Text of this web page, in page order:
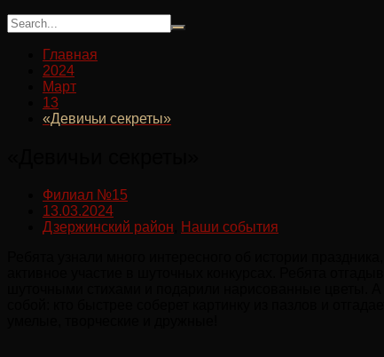
Главная
2024
Март
13
«Девичьи секреты»
Филиал №15
13.03.2024
Дзержинский район
Наши события